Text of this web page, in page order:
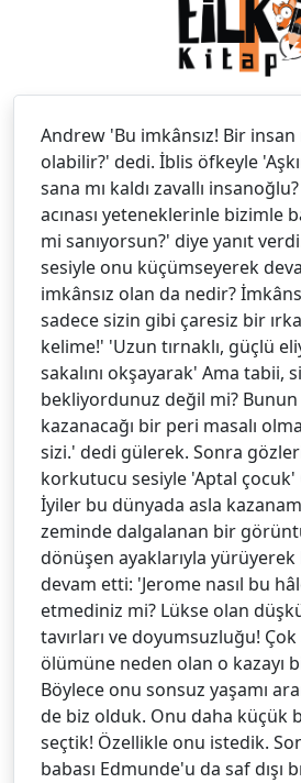
Andrew 'Bu imkânsız! Bir insan
olabilir?' dedi. İblis öfkeyle
sana mı kaldı zavallı
acınası yeteneklerinle bizimle
mi sanıyorsun?' diye yanıt
sesiyle onu küçümseyerek
imkânsız olan da nedir?
sadece sizin gibi çaresiz bir
kelime!' 'Uzun tırnaklı, güçlü
sakalını okşayarak' Ama tabii,
bekliyordunuz değil mi?
kazanacağı bir peri masalı
sizi.' dedi gülerek. Sonra
korkutucu sesiyle 'Aptal çocuk'
İyiler bu dünyada asla
zeminde dalgalanan bir
dönüşen ayaklarıyla yürüyerek
devam etti: 'Jerome nasıl bu
etmediniz mi? Lükse olan
tavırları ve doyumsuzluğu!
ölümüne neden olan o kazayı
Böylece onu sonsuz yaşamı
de biz olduk. Onu daha küçük
seçtik! Özellikle onu istedik.
babası Edmunde'u da saf dışı